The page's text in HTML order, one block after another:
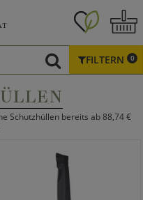
FILTERN 0
Schutzhüllen bereits ab 88,74 €